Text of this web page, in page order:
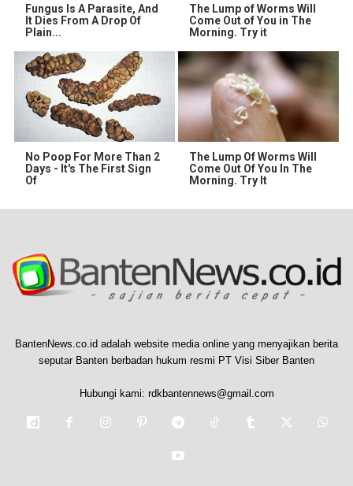
Fungus Is A Parasite, And
It Dies From A Drop Of
Plain...
The Lump of Worms Will
Come Out of You in The
Morning. Try it
No Poop For More Than 2
Days - It's The First Sign
Of
The Lump Of Worms Will
Come Out Of You In The
Morning. Try It
BantenNews.co.id adalah website media online yang menyajikan berita
seputar Banten berbadan hukum resmi PT Visi Siber Banten
Hubungi kami: rdkbantennews@gmail.com